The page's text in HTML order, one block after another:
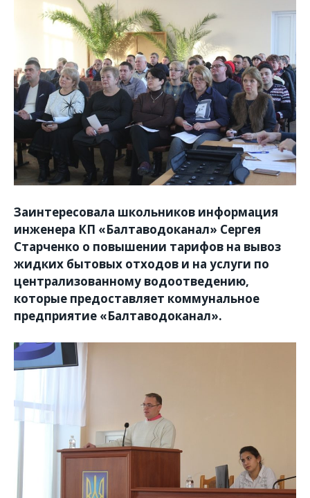
Заинтересовала школьников информация
инженера КП «Балтаводоканал» Сергея
Старченко о повышении тарифов на вывоз
жидких бытовых отходов и на услуги по
централизованному водоотведению,
которые предоставляет коммунальное
предприятие «Балтаводоканал».